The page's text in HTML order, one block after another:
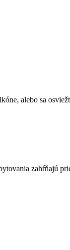
alebo sa
zahŕňajú